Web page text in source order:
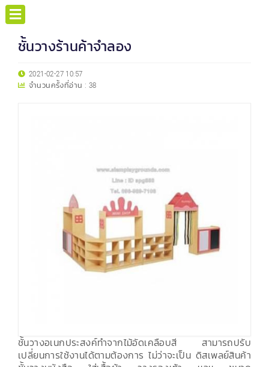
ชั้นวางร้านค้าจำลอง
2021-02-27 10:57
จำนวนครั้งที่อ่าน : 38
ชั้นวางอเนกประสงค์ทำจากไม้อัดเคลือบสี สามารถปรับ
เปลี่ยนการใช้งานได้ตามต้องการ ไม่ว่าจะเป็น ดิสเพลย์สินค้า